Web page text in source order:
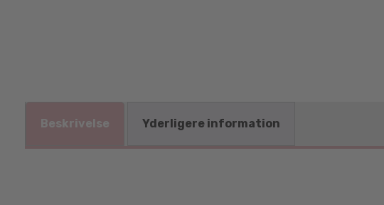
Beskrivelse Yderligere information